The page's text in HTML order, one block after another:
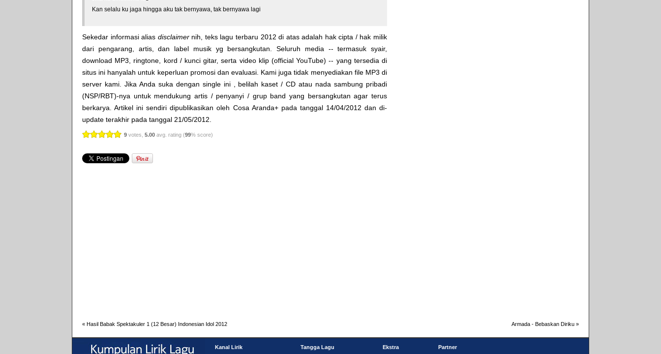
Kan selalu ku jaga hingga aku tak bernyawa, tak bernyawa lagi
Sekedar informasi alias disclaimernih, teks lagu terbaru 2012 di atas adalah hak cipta / hak milik
dari pengarang, artis, dan label musik yg bersangkutan. Seluruh media -- termasuk syair,
download MP3, ringtone, kord / kunci gitar, serta video klip (official YouTube) -- yang tersedia di
situs ini hanyalah untuk keperluan promosi dan evaluasi. Kami juga tidak menyediakan file MP3 di
server kami. Jika Anda suka dengan single ini , belilah kaset / CD atau nada sambung pribadi
(NSP/RBT)-nya untuk mendukung artis / penyanyi / grup band yang bersangkutan agar terus
berkarya. Artikel ini sendiri dipublikasikan oleh Cosa Aranda+pada tanggal 14/04/2012 dan di-
update terakhir pada tanggal 21/05/2012.
9 votes, 5.00 avg. rating (99% score)
« Hasil Babak Spektakuler 1 (12 Besar) Indonesian Idol 2012 Armada - Bebaskan Diriku »
Kanal Lirik Tangga Lagu Ekstra Partner